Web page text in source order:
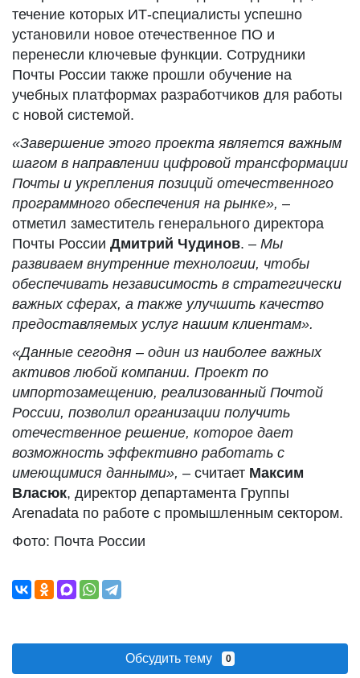
течение которых ИТ-специалисты успешно
установили новое отечественное ПО и
перенесли ключевые функции. Сотрудники
Почты России также прошли обучение на
учебных платформах разработчиков для работы
с новой системой.
«Завершение этого проекта является важным
шагом в направлении цифровой трансформации
Почты и укрепления позиций отечественного
программного обеспечения на рынке», –
отметил заместитель генерального директора
Почты России Дмитрий Чудинов. – Мы
развиваем внутренние технологии, чтобы
обеспечивать независимость в стратегически
важных сферах, а также улучшить качество
предоставляемых услуг нашим клиентам».
«Данные сегодня – один из наиболее важных
активов любой компании. Проект по
импортозамещению, реализованный Почтой
России, позволил организации получить
отечественное решение, которое дает
возможность эффективно работать с
имеющимися данными», – считает Максим
Власюк, директор департамента Группы
Arenadata по работе с промышленным сектором.
Фото: Почта России
Обсудить тему 0